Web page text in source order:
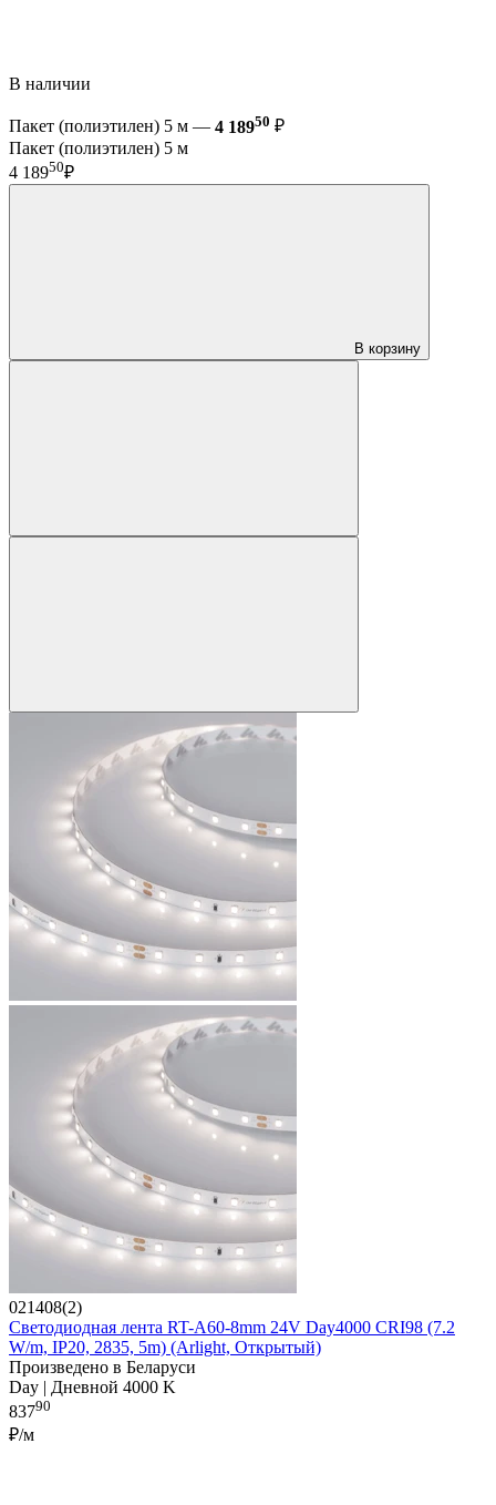
В наличии
Пакет (полиэтилен) 5 м — 4 18950 ₽
Пакет (полиэтилен) 5 м
4 18950₽
В корзину
021408(2)
Светодиодная лента RT-A60-8mm 24V Day4000 CRI98 (7.2
W/m, IP20, 2835, 5m) (Arlight, Открытый)
Произведено в Беларуси
Day | Дневной 4000 K
83790
₽/м